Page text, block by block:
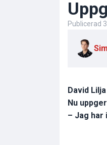
Publicerad
David
Nu uppger
– Jag har